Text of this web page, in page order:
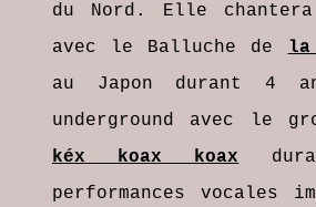
du Nord. Elle
avec le Balluche de la
au Japon durant 4
underground avec le
kéx koax koax
performances vocales